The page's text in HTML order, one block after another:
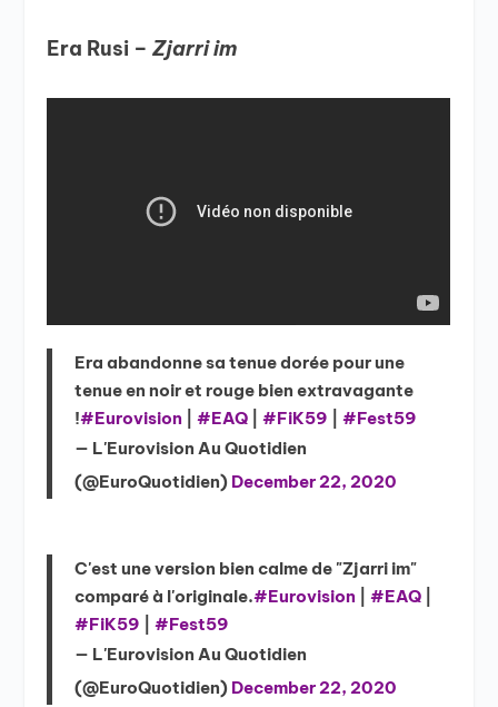
Era Rusi –Zjarri im
Era abandonne sa tenue dorée pour une
tenue en noir et rouge bien extravagante
!#Eurovision |#EAQ |#FiK59 |#Fest59
— L'Eurovision Au Quotidien
(@EuroQuotidien) December 22, 2020
C'est une version bien calme de "Zjarri im"
comparé à l'originale.#Eurovision |#EAQ
#FiK59 |#Fest59
— L'Eurovision Au Quotidien
(@EuroQuotidien) December 22, 2020